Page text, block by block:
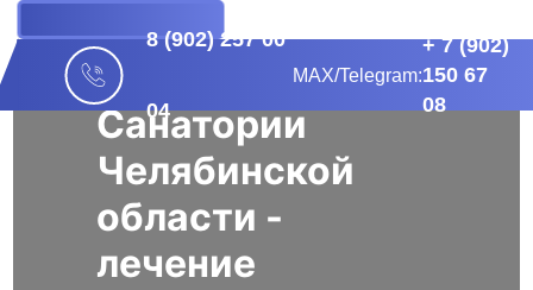
8 (902) 257 00
04
МАХ/Telegram:
+ 7 (902)
150 67
08
Санатории
Челябинской
области -
лечение